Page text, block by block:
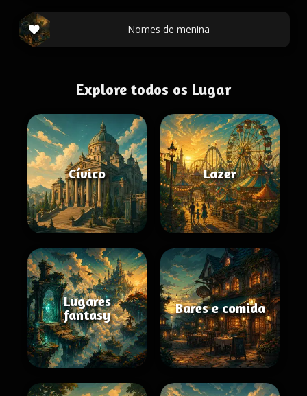
Nomes de menina
Explore todos os Lugar
Cívico Lazer
Lugares
fantasy
Bares e comida